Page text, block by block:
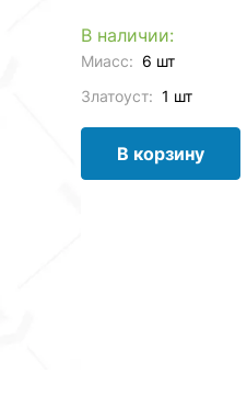
В наличии:
Миасс: 6 шт
Златоуст: 1 шт
В корзину